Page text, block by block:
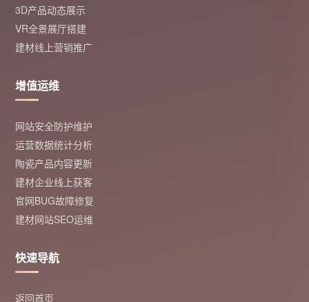
3D产品动态展示
VR全景展厅搭建
建材线上营销推广
增值运维
网站安全防护维护
运营数据统计分析
陶瓷产品内容更新
建材企业线上获客
官网BUG故障修复
建材网站SEO运维
快速导航
返回首页